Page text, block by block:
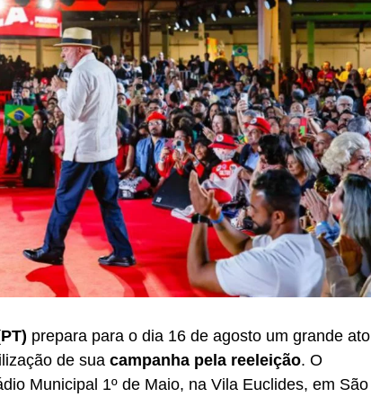
prepara para o dia 16 de agosto um grande ato
de sua campanha pela reeleição. O
Municipal 1º de Maio, na Vila Euclides, em São